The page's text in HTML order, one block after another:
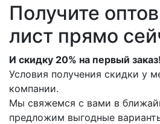
Получите
лист прямо
И скидку 20% на первый заказ!
Условия получения скидки у
компании.
Мы свяжемся с вами в
предложим выгодные